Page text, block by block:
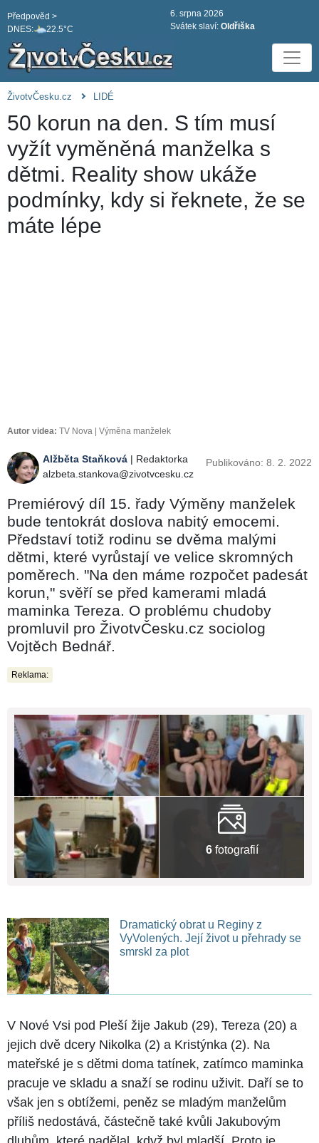
DNES: 22.5°C
Předpověd >
6. srpna 2026
Svátek slaví: Oldřiška
ŽivotvČesku.cz LIDÉ
50 korun na den. S tím musí
vyžít vyměněná manželka s
dětmi. Reality show ukáže
podmínky, kdy si řeknete, že se
máte lépe
Autor videa: TV Nova | Výměna manželek
Alžběta Staňková | Redaktorka
alzbeta.stankova@zivotvcesku.cz
Publikováno: 8. 2. 2022
Premiérový díl 15. řady Výměny manželek
bude tentokrát doslova nabitý emocemi.
Představí totiž rodinu se dvěma malými
dětmi, které vyrůstají ve velice skromných
poměrech. "Na den máme rozpočet padesát
korun," svěří se před kamerami mladá
maminka Tereza. O problému chudoby
promluvil pro ŽivotvČesku.cz sociolog
Vojtěch Bednář.
Reklama:
6fotografií
Dramatický obrat u Reginy z
VyVolených. Její život u přehrady se
smrskl za plot
V Nové Vsi pod Pleší žije Jakub (29), Tereza (20) a
jejich dvě dcery Nikolka (2) a Kristýnka (2). Na
mateřské je s dětmi doma tatínek, zatímco maminka
pracuje ve skladu a snaží se rodinu uživit. Daří se to
však jen s obtížemi, peněz se mladým manželům
příliš nedostává, částečně také kvůli Jakubovým